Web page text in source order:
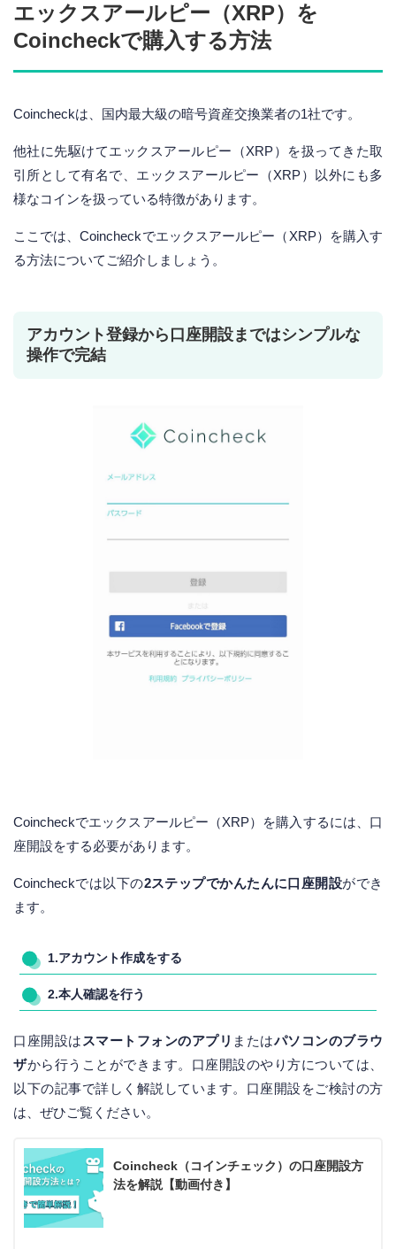
エックスアールピー（XRP）を
Coincheckで購入する方法
Coincheckは、国内最大級の暗号資産交換業者の1社です。
他社に先駆けてエックスアールピー（XRP）を扱ってきた取
引所として有名で、エックスアールピー（XRP）以外にも多
様なコインを扱っている特徴があります。
ここでは、Coincheckでエックスアールピー（XRP）を購入す
る方法についてご紹介しましょう。
アカウント登録から口座開設まではシンプルな
操作で完結
Coincheckでエックスアールピー（XRP）を購入するには、口
座開設をする必要があります。
Coincheckでは以下の2ステップでかんたんに口座開設ができ
ます。
1.アカウント作成をする
2.本人確認を行う
口座開設は スマートフォンのアプリ またはパソコンのブラウ
ザから行うことができます。口座開設のやり方については、
以下の記事で詳しく解説しています。口座開設をご検討の方
は、ぜひご覧ください。
Coincheck（コインチェック）の口座開設方
法を解説【動画付き】